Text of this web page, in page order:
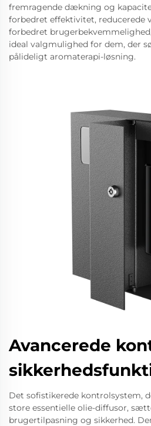
fremragende dækning og
forbedret effektivitet, reducerede
forbedret
ideal valgmulighed for dem, der
pålideligt aromaterapi-løsning.
Avancerede
Det sofistikerede kontrolsystem,
store essentielle olie-diffusor,
brugertilpasning og sikkerhed.